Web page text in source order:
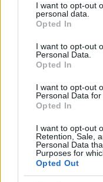
not limited to your
grant or deny
use your data for
consent section.
I want to opt-out
personal data.
Opted In
I want to opt-out
Personal Data.
Opted In
I want to opt-out
Personal Data for
Opted In
I want to opt-out
Retention, Sale,
Personal Data
Purposes for
Opted Out
Elle Fanning:
μία από τις
άνοιξης
25.02.2025
Elle Fanning:
γίνεται όλο
σχεδιαστής
09.01.2025by
Celebrities,
Elle Fanning: